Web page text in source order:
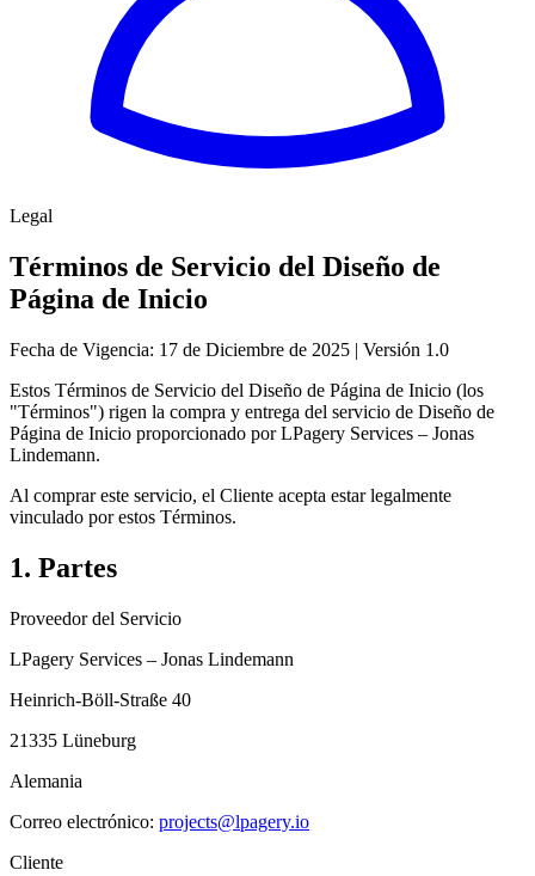
Legal
Términos de Servicio del Diseño de
Página de Inicio
Fecha de Vigencia: 17 de Diciembre de 2025 | Versión 1.0
Estos Términos de Servicio del Diseño de Página de Inicio (los
"Términos") rigen la compra y entrega del servicio de Diseño de
Página de Inicio proporcionado por LPagery Services – Jonas
Lindemann.
Al comprar este servicio, el Cliente acepta estar legalmente
vinculado por estos Términos.
1. Partes
Proveedor del Servicio
LPagery Services – Jonas Lindemann
Heinrich-Böll-Straße 40
21335 Lüneburg
Alemania
Correo electrónico: projects@lpagery.io
Cliente